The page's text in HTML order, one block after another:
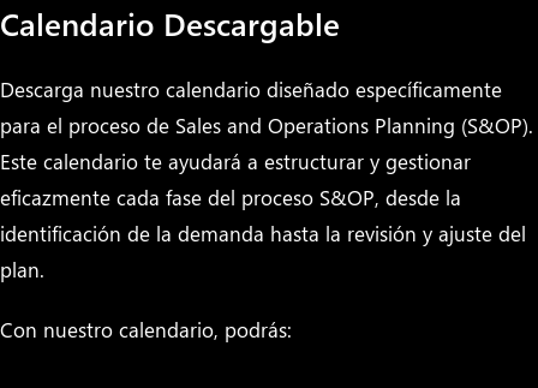
Calendario Descargable
Descarga nuestro calendario diseñado específicamente
para el proceso de Sales and Operations Planning (S&OP).
Este calendario te ayudará a estructurar y gestionar
eficazmente cada fase del proceso S&OP, desde la
identificación de la demanda hasta la revisión y ajuste del
plan.
Con nuestro calendario, podrás: